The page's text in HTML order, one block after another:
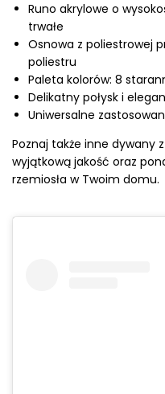
Runo akrylowe o
trwałe
Osnowa z poliestrowej
poliestru
Paleta kolorów: 8
Delikatny połysk i
Uniwersalne
Poznaj także inne dywany
wyjątkową jakość oraz
rzemiosła w Twoim domu.